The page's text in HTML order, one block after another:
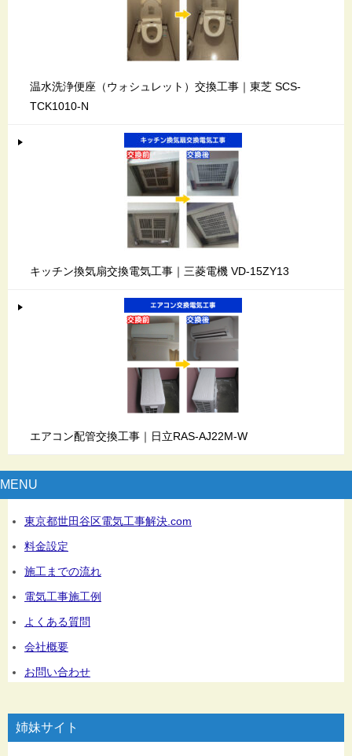
温水洗浄便座（ウォシュレット）交換工事｜東芝 SCS-
TCK1010-N
キッチン換気扇交換電気工事｜三菱電機 VD-15ZY13
エアコン配管交換工事｜日立RAS-AJ22M-W
MENU
東京都世田谷区電気工事解決.com
料金設定
施工までの流れ
電気工事施工例
よくある質問
会社概要
お問い合わせ
姉妹サイト